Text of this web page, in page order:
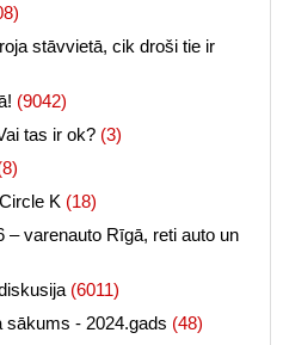
stāvvietā, cik droši tie ir
(9042)
tas ir ok? (3)
K (18)
– varenauto Rīgā, reti auto un
(6011)
sākums - 2024.gads (48)